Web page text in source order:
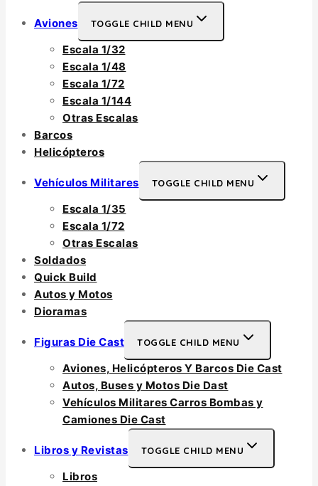
Aviones TOGGLE CHILD MENU
Escala 1/32
Escala 1/48
Escala 1/72
Escala 1/144
Otras Escalas
Barcos
Helicópteros
Vehículos Militares TOGGLE CHILD MENU
Escala 1/35
Escala 1/72
Otras Escalas
Soldados
Quick Build
Autos y Motos
Dioramas
Figuras Die Cast TOGGLE CHILD MENU
Aviones, Helicópteros Y Barcos Die Cast
Autos, Buses y Motos Die Dast
Vehículos Militares Carros Bombas y
Camiones Die Cast
Libros y Revistas TOGGLE CHILD MENU
Libros